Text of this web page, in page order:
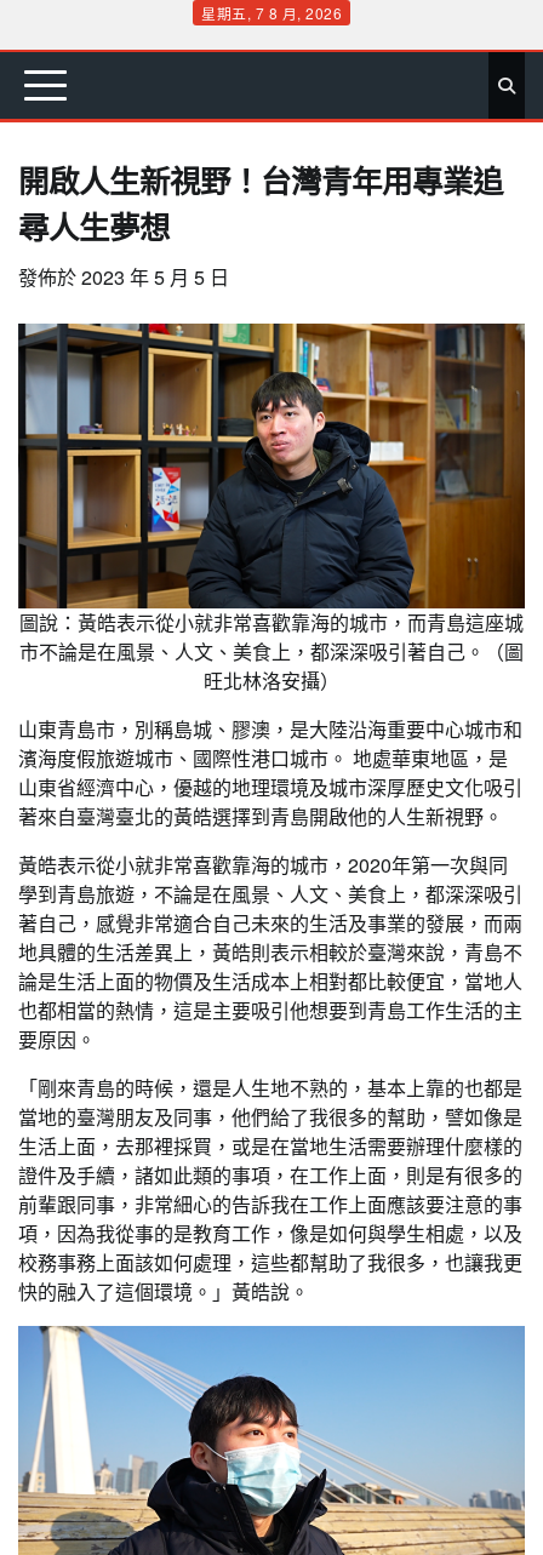
content
星期五, 7 8 月, 2026
首 要 娛 生 社 文 公 運 旅 政 地 專
開啟人生新視野！台灣青年用專業追
尋人生夢想
發佈於2023 年 5 月 5 日
圖說：黃皓表示從小就非常喜歡靠海的城市，而青島這座城
市不論是在風景、人文、美食上，都深深吸引著自己。（圖
旺北林洛安攝）
山東青島市，別稱島城、膠澳，是大陸沿海重要中心城市和
濱海度假旅遊城市、國際性港口城市。 地處華東地區，是
山東省經濟中心，優越的地理環境及城市深厚歷史文化吸引
著來自臺灣臺北的黃皓選擇到青島開啟他的人生新視野。
黃皓表示從小就非常喜歡靠海的城市，2020年第一次與同
學到青島旅遊，不論是在風景、人文、美食上，都深深吸引
著自己，感覺非常適合自己未來的生活及事業的發展，而兩
地具體的生活差異上，黃皓則表示相較於臺灣來說，青島不
論是生活上面的物價及生活成本上相對都比較便宜，當地人
也都相當的熱情，這是主要吸引他想要到青島工作生活的主
要原因。
「剛來青島的時候，還是人生地不熟的，基本上靠的也都是
當地的臺灣朋友及同事，他們給了我很多的幫助，譬如像是
生活上面，去那裡採買，或是在當地生活需要辦理什麼樣的
證件及手續，諸如此類的事項，在工作上面，則是有很多的
前輩跟同事，非常細心的告訴我在工作上面應該要注意的事
項，因為我從事的是教育工作，像是如何與學生相處，以及
校務事務上面該如何處理，這些都幫助了我很多，也讓我更
快的融入了這個環境。」黃皓說。